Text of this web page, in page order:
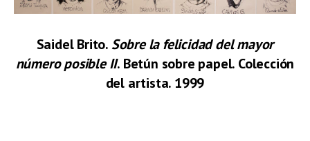
Saidel Brito.Sobre la felicidad del mayor
número posible II. Betún sobre papel. Colección
del artista. 1999